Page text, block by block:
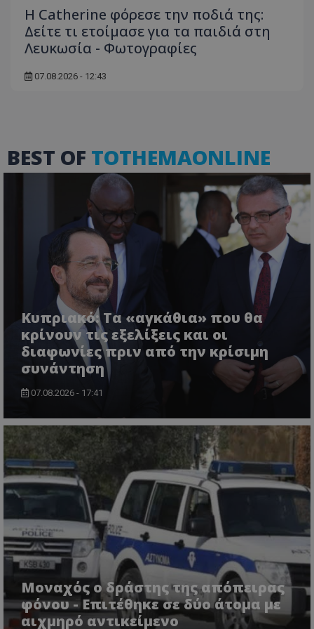
Η Catherine φόρεσε την ποδιά της:
Δείτε τι ετοίμασε για τα παιδιά στη
Λευκωσία - Φωτογραφίες
07.08.2026 - 12:43
BEST OF TOTHEMAONLINE
Κυπριακό: Τα «αγκάθια» που θα
κρίνουν τις εξελίξεις και οι
διαφωνίες πριν από την κρίσιμη
συνάντηση
07.08.2026 - 17:41
Μοναχός ο δράστης της απόπειρας
φόνου - Επιτέθηκε σε δύο άτομα με
αιχμηρό αντικείμενο
CookieScriptConsent
www.tothemaonline.com
usprivacy